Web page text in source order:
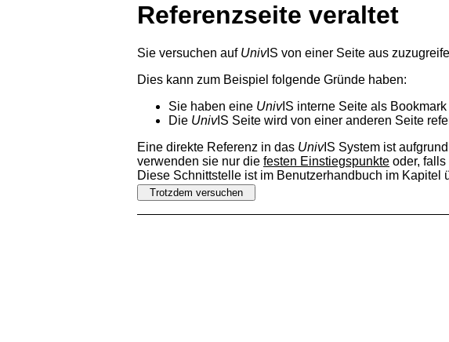
Referenzseite veraltet
Sie versuchen auf UnivIS von einer Seite aus
Dies kann zum Beispiel folgende Gründe haben:
Sie haben eine UnivIS interne Seite als
Die UnivIS Seite wird von einer anderen Seite
Eine direkte Referenz in das UnivIS System ist
verwenden sie nur die festen Einstiegspunkte oder,
Diese Schnittstelle ist im Benutzerhandbuch im Kapitel